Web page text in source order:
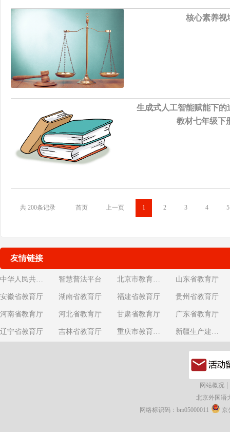
核心素养视
生成式人工智能赋能下
教材七年级下
共 200条记录 首页 上一页 1 2 3 4 5
友情链接
中华人民共和国教育部 智慧普法平台 北京市教育委员会 山东省教育厅
安徽省教育厅 湖南省教育厅 福建省教育厅 贵州省教育厅
河南省教育厅 河北省教育厅 甘肃省教育厅 广东省教育厅
辽宁省教育厅 吉林省教育厅 重庆市教育委员会 新疆生产建设兵团教育局
网站概况
北京外国语
网络标识码：bm05000011
京